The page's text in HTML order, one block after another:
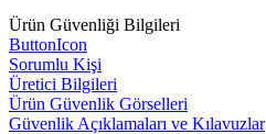
Ürün Güvenliği Bilgileri
ButtonIcon
Sorumlu Kişi
Üretici Bilgileri
Ürün Güvenlik Görselleri
Güvenlik Açıklamaları ve Kılavuzlar